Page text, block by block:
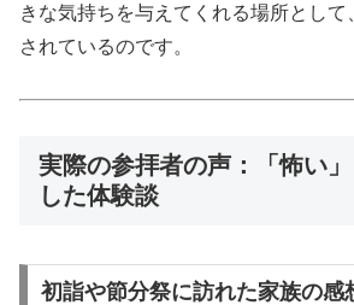
きな気持ちを与えてくれる場所とし
されているのです。
実際の参拝者の声：「怖い
した体験談
初詣や節分祭に訪れた家族の感